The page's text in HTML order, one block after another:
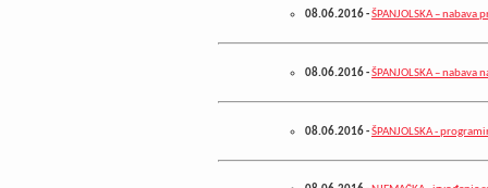
08.06.2016-ŠPANJOLSKA –
08.06.2016-ŠPANJOLSKA – nabava
08.06.2016-ŠPANJOLSKA -